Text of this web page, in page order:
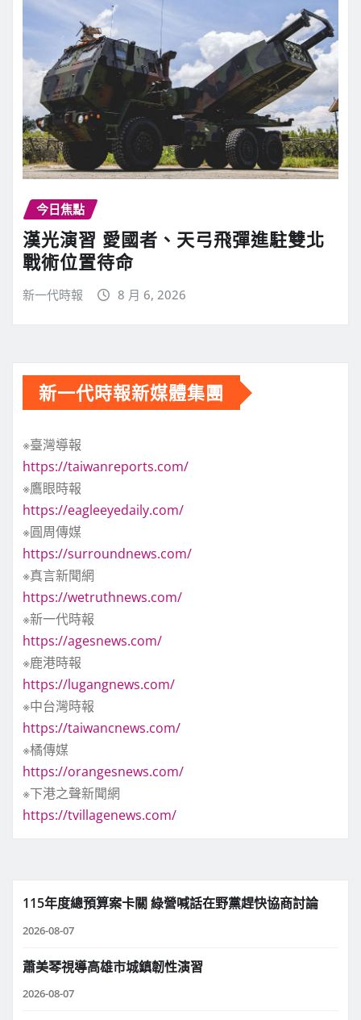
今日焦點
漢光演習 愛國者、天弓飛彈進駐雙北
戰術位置待命
新一代時報 8 月 6, 2026
新一代時報新媒體集團
※臺灣導報
https://taiwanreports.com/
※鷹眼時報
https://eagleeyedaily.com/
※圓周傳媒
https://surroundnews.com/
※真言新聞網
https://wetruthnews.com/
※新一代時報
https://agesnews.com/
※鹿港時報
https://lugangnews.com/
※中台灣時報
https://taiwancnews.com/
※橘傳媒
https://orangesnews.com/
※下港之聲新聞網
https://tvillagenews.com/
115年度總預算案卡關 綠營喊話在野黨趕快協商討論
2026-08-07
蕭美琴視導高雄市城鎮韌性演習
2026-08-07